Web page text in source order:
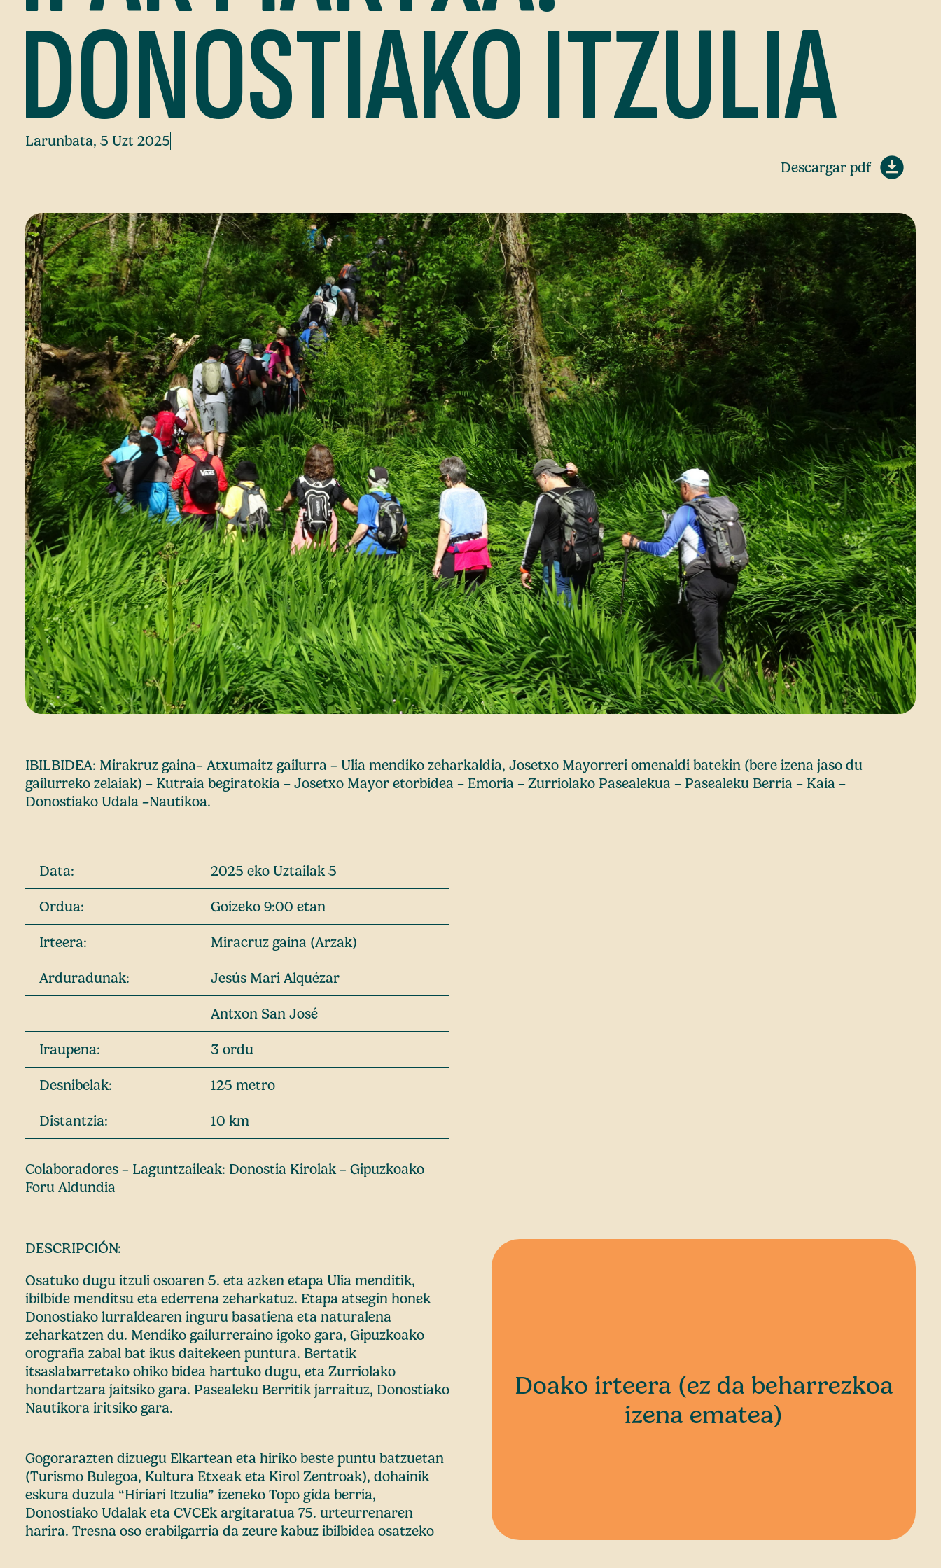
DONOSTIAKO ITZULIA
Larunbata, 5 Uzt 2025
Descargar pdf
IBILBIDEA: Mirakruz gaina– Atxumaitz gailurra – Ulia mendiko zeharkaldia, Josetxo Mayorreri omenaldi batekin (bere izena jaso du
gailurreko zelaiak) – Kutraia begiratokia – Josetxo Mayor etorbidea – Emoria – Zurriolako Pasealekua – Pasealeku Berria – Kaia –
Donostiako Udala –Nautikoa.
Data: 2025 eko Uztailak 5
Ordua: Goizeko 9:00 etan
Irteera: Miracruz gaina (Arzak)
Arduradunak: Jesús Mari Alquézar
Antxon San José
Iraupena: 3 ordu
Desnibelak: 125 metro
Distantzia: 10 km
Colaboradores – Laguntzaileak: Donostia Kirolak – Gipuzkoako
Foru Aldundia
DESCRIPCIÓN:
Osatuko dugu itzuli osoaren 5. eta azken etapa Ulia menditik,
ibilbide menditsu eta ederrena zeharkatuz. Etapa atsegin honek
Donostiako lurraldearen inguru basatiena eta naturalena
zeharkatzen du. Mendiko gailurreraino igoko gara, Gipuzkoako
orografia zabal bat ikus daitekeen puntura. Bertatik
itsaslabarretako ohiko bidea hartuko dugu, eta Zurriolako
hondartzara jaitsiko gara. Pasealeku Berritik jarraituz, Donostiako
Nautikora iritsiko gara.
Gogorarazten dizuegu Elkartean eta hiriko beste puntu batzuetan
(Turismo Bulegoa, Kultura Etxeak eta Kirol Zentroak), dohainik
eskura duzula “Hiriari Itzulia” izeneko Topo gida berria,
Donostiako Udalak eta CVCEk argitaratua 75. urteurrenaren
harira. Tresna oso erabilgarria da zeure kabuz ibilbidea osatzeko
Doako irteera (ez da beharrezkoa
izena ematea)